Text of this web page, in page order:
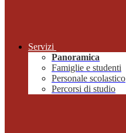
Servizi
Panoramica
Famiglie e studenti
Personale scolastico
Percorsi di studio